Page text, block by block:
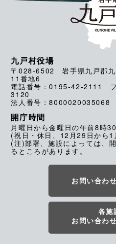
九戸村役場
〒028-6502 岩手県九戸郡九
11番地6
電話番号：0195-42-2111
3120
法人番号：8000020035068
開庁時間
月曜日から金曜日の午前8時
(祝日・休日、12月29日から1
(注)部署、施設によっては、
るところがあります。
お問い合わ
各施
お問い合わ